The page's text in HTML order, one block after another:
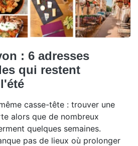
: 6 adresses
qui restent
casse-tête : trouver une
alors que de nombreux
quelques semaines.
pas de lieux où prolonger